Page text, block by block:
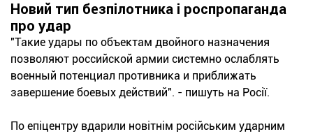
Новий тип безпілотника і роспропаганда
про удар
"Такие удары по объектам двойного назначения
позволяют российской армии системно ослаблять
военный потенциал противника и приближать
завершение боевых действий". - пишуть на Росії.
По епіцентру вдарили новітнім російським ударним